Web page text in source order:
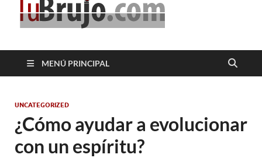
MENÚ PRINCIPAL
UNCATEGORIZED
¿Cómo ayudar a evolucionar
con un espíritu?